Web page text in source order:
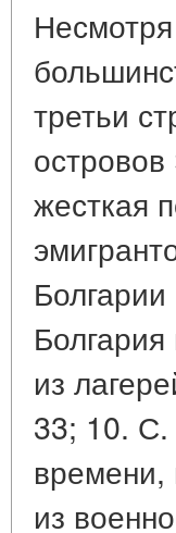
третьи
жесткая
из
33; 10. С.
времени,
из